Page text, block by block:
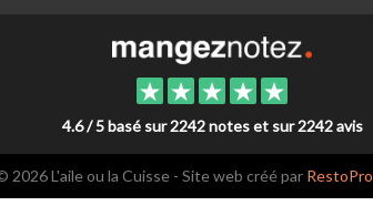
4.6 / 5 basé sur 2242 notes et sur 2242 avis
2026 L'aile ou la Cuisse - Site web créé par RestoPro